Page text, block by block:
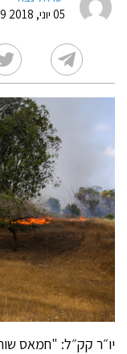
05 יוני, 2018 15:29
יו״ר קק״ל: "חמאס